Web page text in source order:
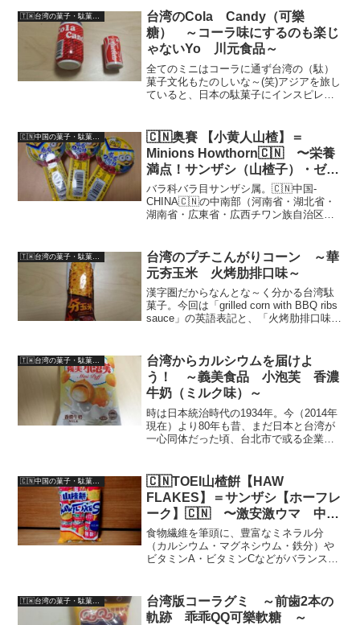
の棒付きゼリー果冻（グミ软糖？）であ
る【小黄人山査】が...
🇹🇼台湾の菓子・駄菓子(Taiwanese-Snack/Candy)
台湾のCola Candy（可樂
糖） ～コーラ味にするのも楽じ
ゃないYo 川元食品～
全てのミニはコーラに通ず台湾の（駄）
菓子文化もたのしいな～(笑)アジアを旅し
ていると、日本の駄菓子にインスピレー
ょうか？前置きはさておき、今回は台湾
とのちょっとした比較...
🇨🇳奥賽 【小黄人山楂】＝
Minions Howthorn🇨🇳 〜栄養
満点！サンザシ（山楂子）・ゼリ
ーが、本気で美味しい件〜
バラ科バラ目サンザシ属。🇨🇳中国-
CHINA🇨🇳の中南部（河南省・湖北省・
湖南省・広東省・広西チワン族自治区・
ず）にも似た、酸いも甘いも併せ持つ
Quality...
🇹🇼台湾の菓子・駄菓子(Taiwanese-Snack/Candy)
台湾のプチこんがりコーン ～華
元夯玉米 火烤肋排口味～
漢字圏だからなんとな～く分かる台湾駄
菓子。今回は「grilled corn with BBQ ribs
sauce」の英語表記と、「火烤肋排口味」
る事は容易に想像がつ...
🇹🇼台湾の菓子・駄菓子(Taiwanese-Snack/Candy)
台湾からカルシウムを届けよ
う！ ～義美食品 小泡芙 香濃
牛奶（ミルク味）～
時は日本統治時代の1934年。今（2014年
現在）より80年も昔、まだ日本と台湾が
一心同体だった頃、台北市で或る企業が
共にしながら日夜研鑽を惜しまなかった
その企業は、駄...
🇨🇳TOEI山楂餠【HAW
FLAKES】＝サンザシ【ホーフレ
ーク】🇨🇳 〜激安激ウマ 中国
版干し菓子〜
食物繊維を筆頭に、豊富なミネラル分
（カルシウム・マグネシウム・鉄分）や
ビタミンA・ビタミンCなどがバランス良
（サンザシ）？？‥‥と思う人、多いと
思います。筆者もそうでし...
🇹🇼台湾の菓子・駄菓子(Taiwanese-Snack/Candy)
台湾版コーラグミ ～前歯2本の
軌跡 乖乖QQ可樂軟糖 ～